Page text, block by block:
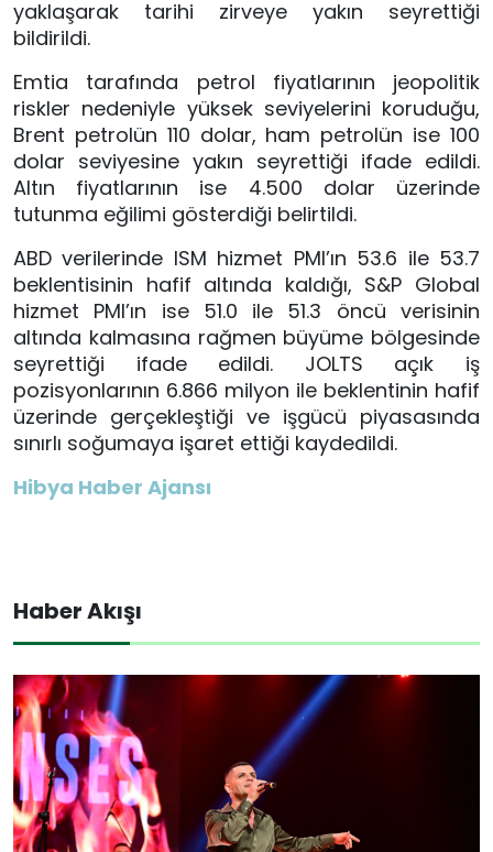
yaklaşarak tarihi zirveye yakın seyrettiği
bildirildi.
Emtia tarafında petrol fiyatlarının jeopolitik
riskler nedeniyle yüksek seviyelerini koruduğu,
Brent petrolün 110 dolar, ham petrolün ise 100
dolar seviyesine yakın seyrettiği ifade edildi.
Altın fiyatlarının ise 4.500 dolar üzerinde
tutunma eğilimi gösterdiği belirtildi.
ABD verilerinde ISM hizmet PMI’ın 53.6 ile 53.7
beklentisinin hafif altında kaldığı, S&P Global
hizmet PMI’ın ise 51.0 ile 51.3 öncü verisinin
altında kalmasına rağmen büyüme bölgesinde
seyrettiği ifade edildi. JOLTS açık iş
pozisyonlarının 6.866 milyon ile beklentinin hafif
üzerinde gerçekleştiği ve işgücü piyasasında
sınırlı soğumaya işaret ettiği kaydedildi.
Hibya Haber Ajansı
Haber Akışı